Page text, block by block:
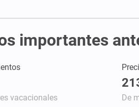
importantes
vacacionales De